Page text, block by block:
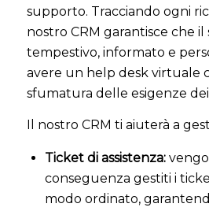
supporto. Tracciando ogni
nostro CRM garantisce che il
tempestivo, informato e
avere un help desk virtuale
sfumatura delle esigenze
Il nostro CRM ti aiuterà a
Ticket di assistenza:
conseguenza gestiti i
modo ordinato,